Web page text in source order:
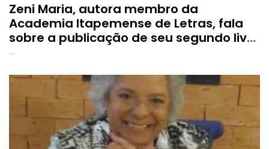
Zeni Maria, autora membro da
Academia Itapemense de Letras, fala
sobre a publicação de seu segundo livro
de poesia